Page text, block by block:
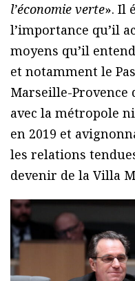
l’économie verte». Il
l’importance qu’il
moyens qu’il
et notamment le
Marseille-Provence
avec la métropole
en 2019 et
les relations
devenir de la Villa